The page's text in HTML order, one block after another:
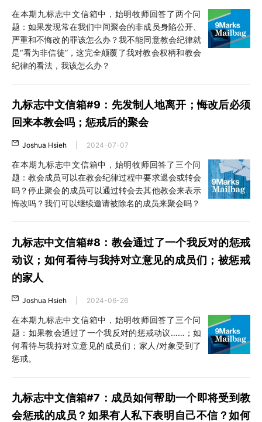
在本期九标志中文信箱中，始明牧师回答了两个问
题：如果发现常在我们中间聚会的非成员身陷公开、
严重和不悔改的罪该怎么办？我不能同意教会纪律就
是“看为非信徒”，这完全颠覆了我对教会权柄和教会
纪律的看法，我该怎么办？
九标志中文信箱#9：先发制人地离开；悔改后必须
回来本教会吗；惩戒后的聚会
Joshua Hsieh 2024-07-07
在本期九标志中文信箱中，始明牧师回答了三个问
题：教会成员可以在教会纪律过程中要求退会或转会
吗？停止聚会的成员可以通过转会去其他教会来表示
悔改吗？我们可以继续邀请被除名的成员来聚会吗？
九标志中文信箱#8：教会通过了一个我反对的惩戒
动议；如何看待与我持对立意见的成员们；被惩戒
的家人
Joshua Hsieh 2024-06-26
在本期九标志中文信箱中，始明牧师回答了三个问
题：如果教会通过了一个我反对的惩戒动议……；如
何看待与我持对立意见的成员们；家人/对象受到了
惩戒。
九标志中文信箱#7：成员如何帮助一个即将受到教
会惩戒的成员？如果有人私下表明自己不信？如何